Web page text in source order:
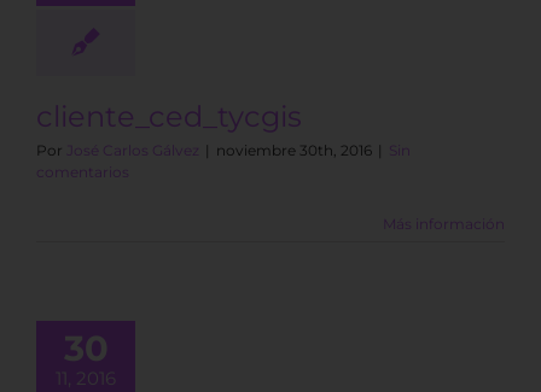
cliente_ced_tycgis
Por José Carlos Gálvez | noviembre 30th, 2016 | Sin
comentarios
Más información
30
11, 2016